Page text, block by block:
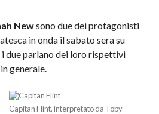
Newsono due dei protagonisti
in onda il sabato sera su
due parlano dei loro rispettivi
generale.
Capitan Flint, interpretato da Toby